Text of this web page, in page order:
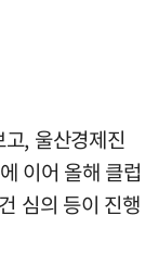
, 울산경제진
이어 올해 클럽
심의 등이 진행